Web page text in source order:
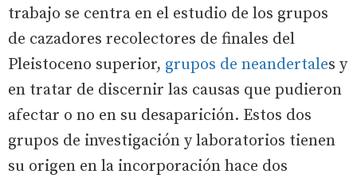
trabajo se centra en el estudio de los grupos
de cazadores recolectores de finales del
Pleistoceno superior, grupos de neandertales y
en tratar de discernir las causas que pudieron
afectar o no en su desaparición. Estos dos
grupos de investigación y laboratorios tienen
su origen en la incorporación hace dos